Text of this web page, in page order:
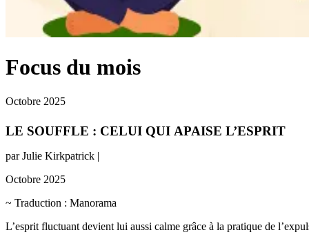
Focus du mois
Octobre 2025
LE SOUFFLE : CELUI QUI APAISE L’ESPRIT
par Julie Kirkpatrick |
Octobre 2025
~ Traduction : Manorama
L’esprit fluctuant devient lui aussi calme grâce à la pratique de